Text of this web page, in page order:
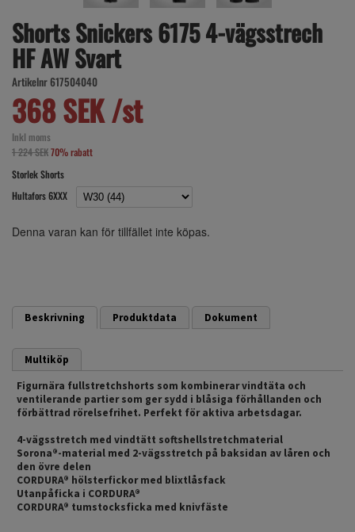
Shorts Snickers 6175 4-vägsstrech
HF AW Svart
Artikelnr 617504040
368 SEK /st
Inkl moms
1 224 SEK70% rabatt
Storlek Shorts
Hultafors 6XXX
Denna varan kan för tillfället inte köpas.
Beskrivning Produktdata Dokument
Multiköp
Figurnära fullstretchshorts som kombinerar vindtäta och
ventilerande partier som ger sydd i blåsiga förhållanden och
förbättrad rörelsefrihet. Perfekt för aktiva arbetsdagar.
4-vägsstretch med vindtätt softshellstretchmaterial
Sorona®-material med 2-vägsstretch på baksidan av låren och
den övre delen
CORDURA® hölsterfickor med blixtlåsfack
Utanpåficka i CORDURA®
CORDURA® tumstocksficka med knivfäste